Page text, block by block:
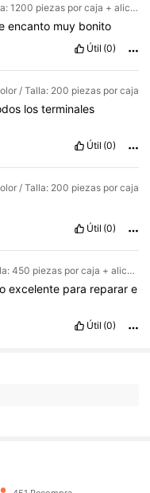
Color: Multicolor / Talla: 1200 piezas por caja + alicates
encanto muy bonito
Útil (0)
/ Talla: 200 piezas por caja
los terminales
Útil (0)
/ Talla: 200 piezas por caja
Útil (0)
Color: Multicolor / Talla: 450 piezas por caja + alicates
excelente para reparar e
Útil (0)